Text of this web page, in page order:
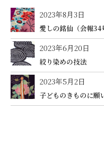
2023年8月3日
愛しの銘仙（会報34
2023年6月20日
絞り染めの技法
2023年5月2日
子どものきものに願